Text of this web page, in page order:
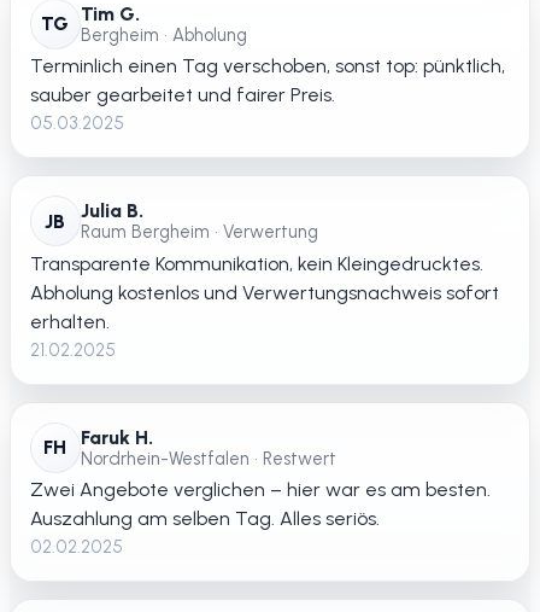
TG Tim G.
Bergheim • Abholung
Terminlich einen Tag verschoben, sonst top: pünktlich,
sauber gearbeitet und fairer Preis.
05.03.2025
JB Julia B.
Raum Bergheim • Verwertung
Transparente Kommunikation, kein Kleingedrucktes.
Abholung kostenlos und Verwertungsnachweis sofort
erhalten.
21.02.2025
FH Faruk H.
Nordrhein-Westfalen • Restwert
Zwei Angebote verglichen – hier war es am besten.
Auszahlung am selben Tag. Alles seriös.
02.02.2025